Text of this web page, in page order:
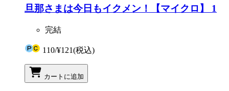
旦那さまは今日もイクメン！【マイクロ】 1
完結
110/¥121(税込)
カートに追加